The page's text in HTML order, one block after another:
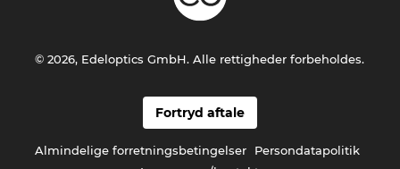
Fortryd aftale
Almindelige forretningsbetingelser
Persondatapolitik
© 2026, Edeloptics GmbH. Alle rettigheder forbeholdes.